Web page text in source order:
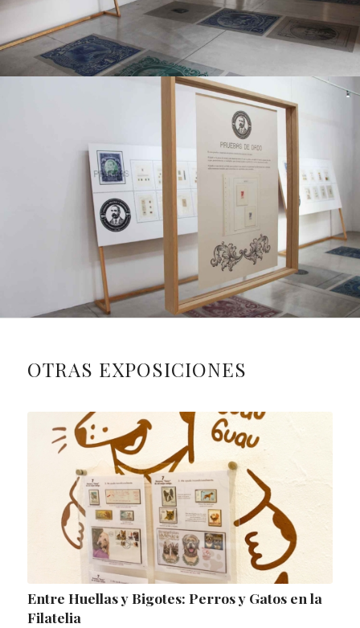
OTRAS EXPOSICIONES
Entre Huellas y Bigotes: Perros y Gatos en la
Filatelia